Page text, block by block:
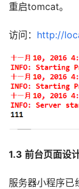
重启tomcat。
访问： http://
1.3 前台页面设
服务器小程序已